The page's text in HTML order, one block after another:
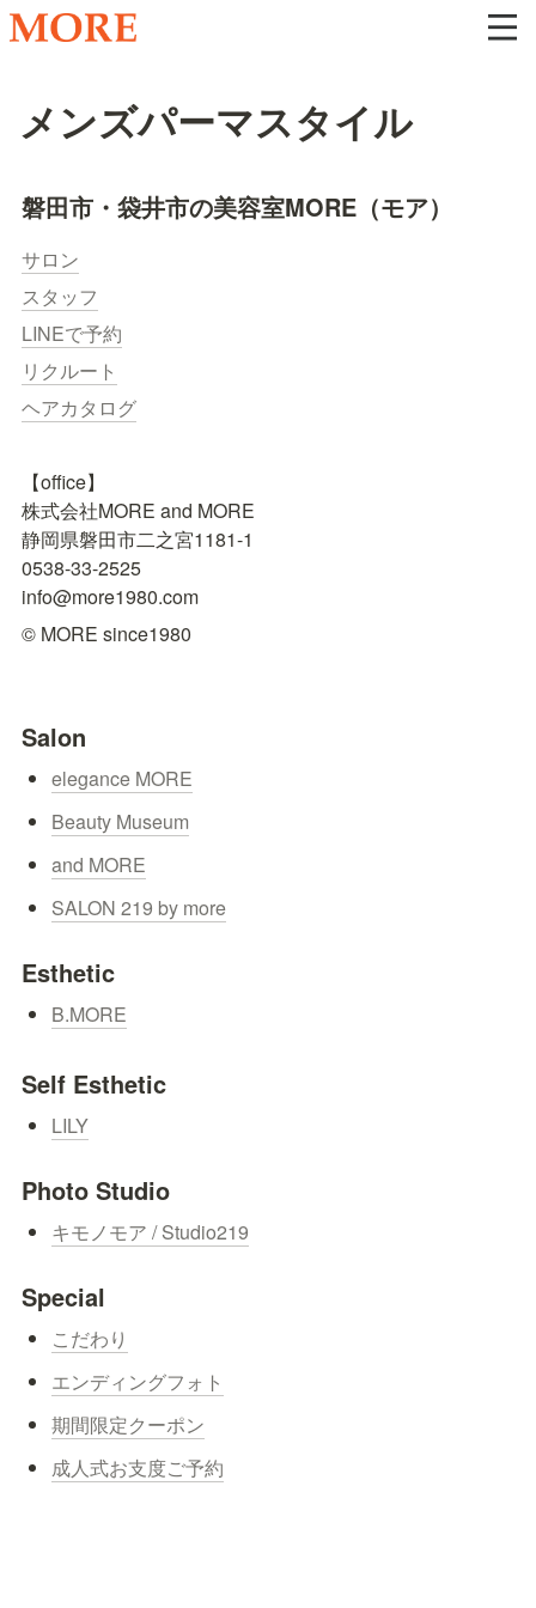
メンズパーマスタイル
磐田市・袋井市の美容室MORE（モア）
サロン
スタッフ
LINEで予約
リクルート
ヘアカタログ
【office】
株式会社MORE and MORE
静岡県磐田市二之宮1181-1
0538-33-2525
info@more1980.com
© MORE since1980
Salon
elegance MORE
Beauty Museum
and MORE
SALON 219 by more
Esthetic
B.MORE
Self Esthetic
LILY
Photo Studio
キモノモア / Studio219
Special
こだわり
エンディングフォト
期間限定クーポン
成人式お支度ご予約